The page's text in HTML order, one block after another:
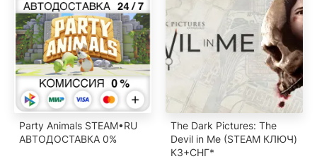
Party Animals STEAM•RU
️АВТОДОСТАВКА 0%
The Dark Pictures: The
Devil in Me (STEAM КЛЮЧ)
КЗ+СНГ*